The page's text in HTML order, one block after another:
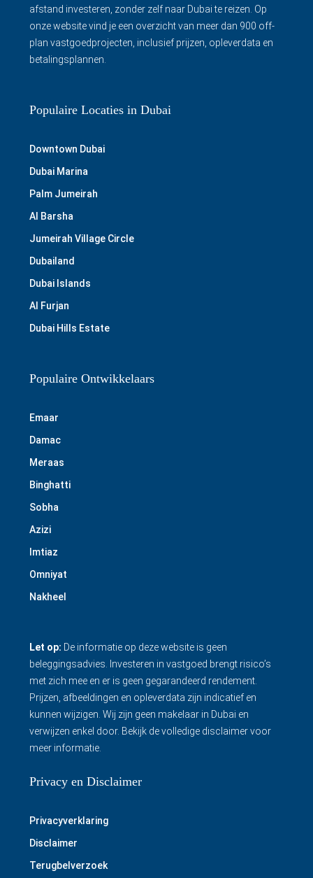
afstand investeren, zonder zelf naar Dubai te reizen. Op
onze website vind je een overzicht van meer dan 900 off-
plan vastgoedprojecten, inclusief prijzen, opleverdata en
betalingsplannen.
Populaire Locaties in Dubai
Downtown Dubai
Dubai Marina
Palm Jumeirah
Al Barsha
Jumeirah Village Circle
Dubailand
Dubai Islands
Al Furjan
Dubai Hills Estate
Populaire Ontwikkelaars
Emaar
Damac
Meraas
Binghatti
Sobha
Azizi
Imtiaz
Omniyat
Nakheel
Let op: De informatie op deze website is geen
beleggingsadvies. Investeren in vastgoed brengt risico’s
met zich mee en er is geen gegarandeerd rendement.
Prijzen, afbeeldingen en opleverdata zijn indicatief en
kunnen wijzigen. Wij zijn geen makelaar in Dubai en
verwijzen enkel door. Bekijk de volledige disclaimervoor
meer informatie.
Privacy en Disclaimer
Privacyverklaring
Disclaimer
Terugbelverzoek